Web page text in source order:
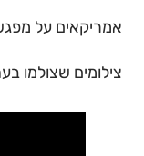
אמריקאים על
צילומים שצולמו